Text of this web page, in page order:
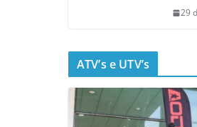
29
ATV’s e UTV’s